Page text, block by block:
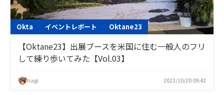
Okta イベントレポート Oktane23
【Oktane23】出展ブースを米国に住む一般人のフリ
して練り歩いてみた【Vol.03】
hagi 2023/10/20 09:43